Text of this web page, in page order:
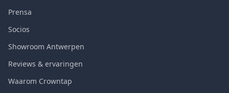
Prensa
Socios
Showroom Antwerpen
Reviews & ervaringen
Waarom Crowntap